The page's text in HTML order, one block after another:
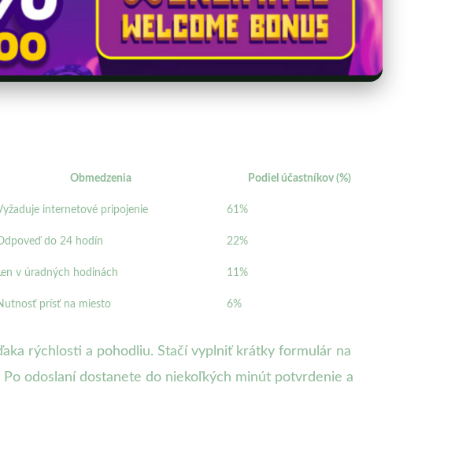
Obmedzenia Podiel účastníkov (%)
internetové pripojenie 61%
do 24 hodín 22%
v úradných hodinách 11%
prísť na miesto 6%
rýchlosti a pohodliu. Stačí vyplniť krátky formulár na
odoslaní dostanete do niekoľkých minút potvrdenie a